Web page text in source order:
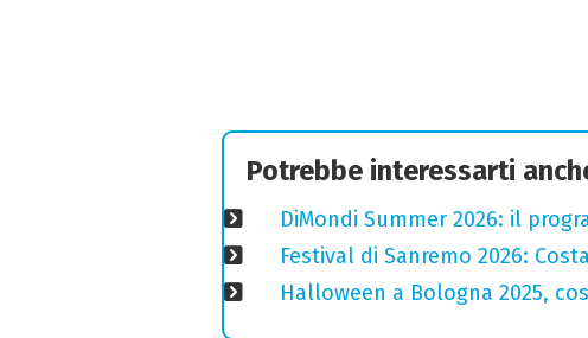
Potrebbe interessarti
DiMondi Summer 2026: il
Festival di Sanremo 2026:
Halloween a Bologna 2025,